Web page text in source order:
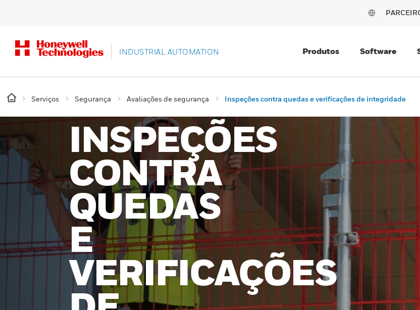
INDUSTRIAL AUTOMATION Produtos Software
Serviços Segurança Avaliações de segurança Inspeções contra quedas e verificações de integridade
INSPEÇÕES
CONTRA
QUEDAS
E
VERIFICAÇÕES